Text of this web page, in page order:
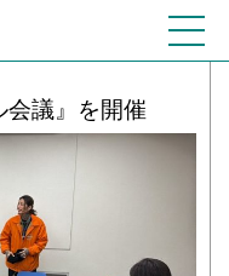
会議』を開催